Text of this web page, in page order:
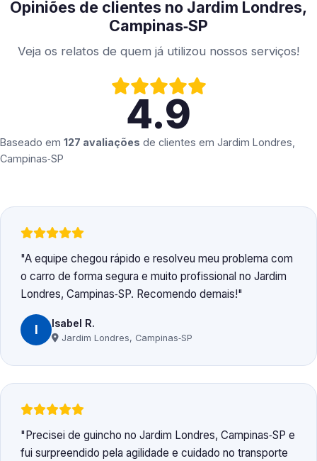
Opiniões de clientes no Jardim Londres,
Campinas‑SP
Veja os relatos de quem já utilizou nossos serviços!
4.9
Baseado em 127 avaliações de clientes em Jardim Londres,
Campinas‑SP
A equipe chegou rápido e resolveu meu problema com
o carro de forma segura e muito profissional no Jardim
Londres, Campinas‑SP. Recomendo demais!
I Isabel R.
Jardim Londres, Campinas‑SP
Precisei de guincho no Jardim Londres, Campinas‑SP e
fui surpreendido pela agilidade e cuidado no transporte